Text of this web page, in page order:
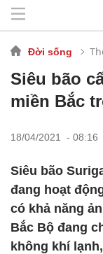
Đời sống
Siêu bão
miền Bắc
18/04/2021 - 08:16
Siêu bão
đang hoạt
có khả năng
Bắc Bộ đang
không khí